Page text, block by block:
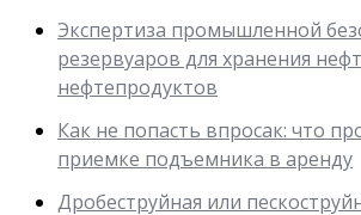
Экспертиза промышленной
резервуаров для хранения
нефтепродуктов
Как не попасть впросак: что
приемке подъемника в аренду
Дробеструйная или